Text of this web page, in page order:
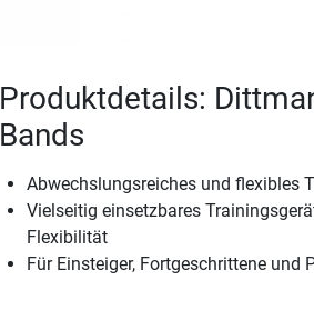
Produktdetails:
Bands
Abwechslungsreiches und flexibles
Vielseitig einsetzbares
Flexibilität
Für Einsteiger, Fortgeschrittene und